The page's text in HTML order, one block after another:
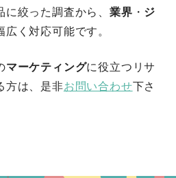
絞った調査から、 業界 ・ ジ
広く対応可能です。
マーケティングに役立つリサ
方は、是非お問い合わせ下さ